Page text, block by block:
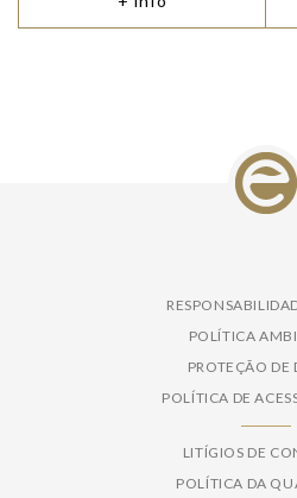
POLÍTICA
PROTEÇÃO DE
POLÍTICA DE
LITÍGIOS DE
POLÍTICA DA